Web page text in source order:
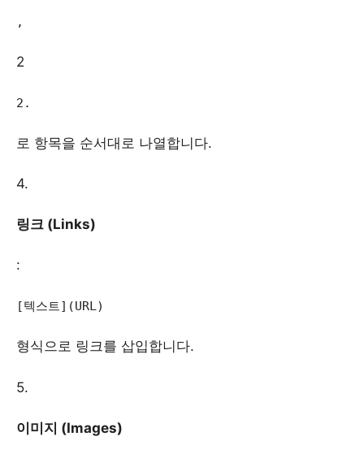
,
2
2.
로 항목을 순서대로 나열합니다.
4.
링크 (Links)
:
[텍스트](URL)
형식으로 링크를 삽입합니다.
5.
이미지 (Images)